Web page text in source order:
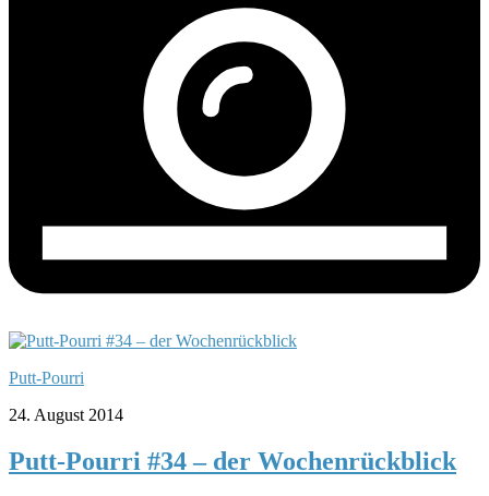
Putt-Pourri
24. August 2014
Putt-Pourri #34 – der Wochenrückblick